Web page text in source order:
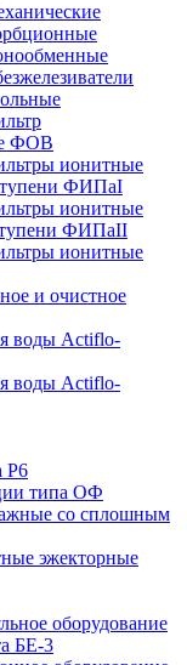
ФОВ
ионитные
ФИПаI
ионитные
ФИПаII
ионитные
и очистное
воды Actiflo-
воды Actiflo-
Р6
типа ОФ
со сплошным
эжекторные
оборудование
БЕ-3